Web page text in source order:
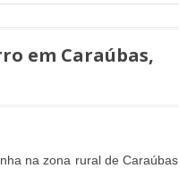
em Caraúbas,
na zona rural de Caraúbas,